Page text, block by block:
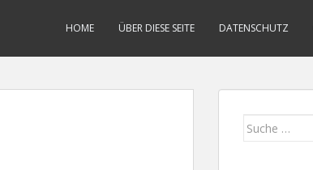
HOME ÜBER DIESE SEITE DATENSCHUTZ
Suche